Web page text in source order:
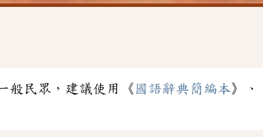
般民眾，建議使用《 國語辭典簡編本》、